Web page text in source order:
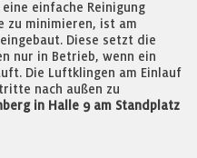
einfache Reinigung
zu minimieren, ist am
Diese setzt die
nur in Betrieb, wenn ein
Die Luftklingen am Einlauf
nach außen zu
in Halle 9 am Standplatz